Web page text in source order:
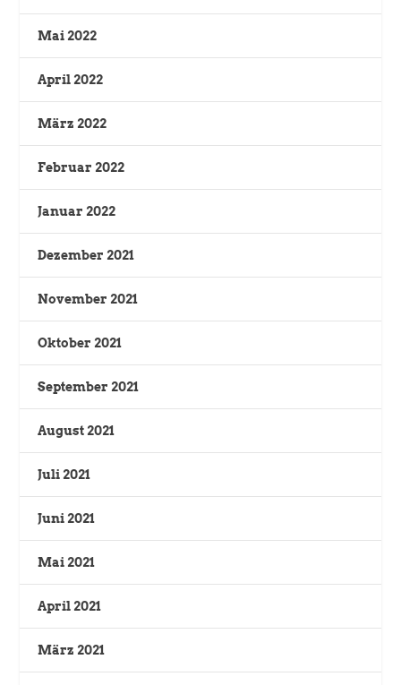
Mai 2022
April 2022
März 2022
Februar 2022
Januar 2022
Dezember 2021
November 2021
Oktober 2021
September 2021
August 2021
Juli 2021
Juni 2021
Mai 2021
April 2021
März 2021